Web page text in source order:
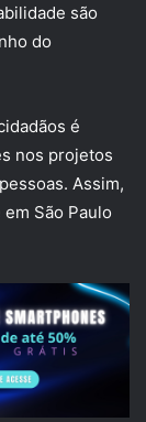
são
do
é
nos projetos
Assim,
São Paulo